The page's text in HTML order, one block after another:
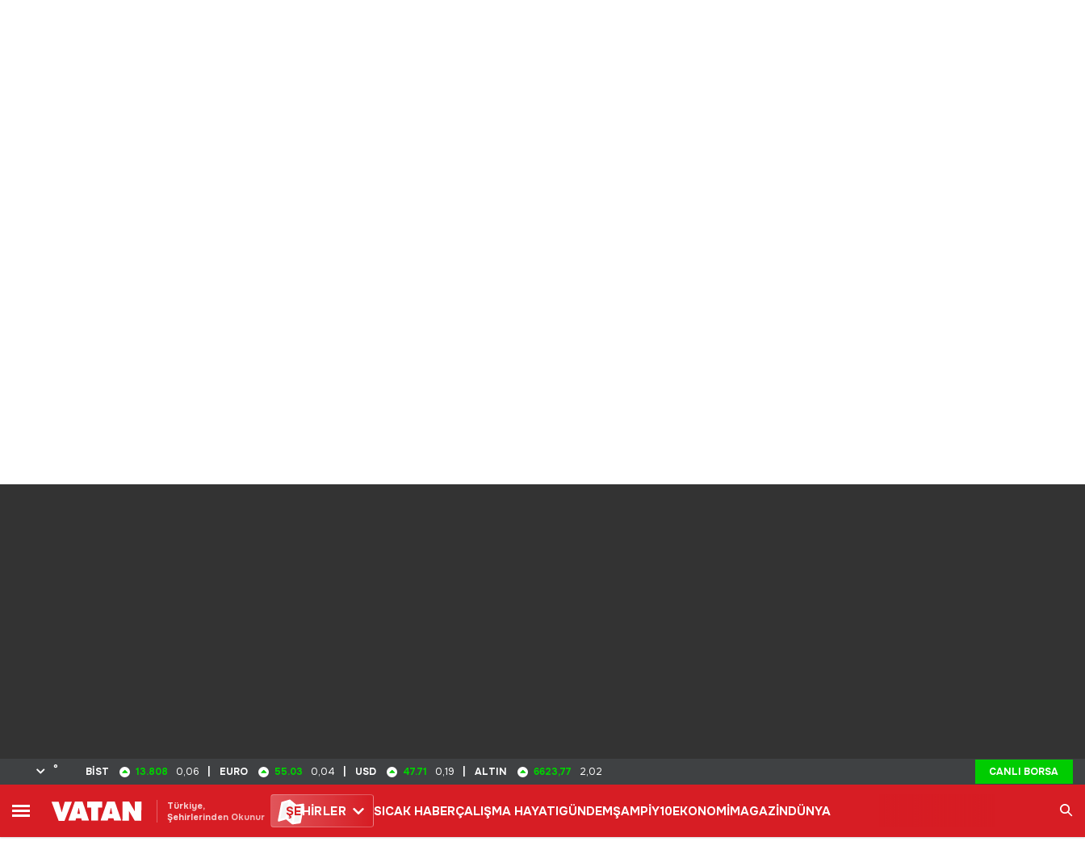
° BİST 13.808 0,06 EURO 55.03 0,04 USD 47.71 0,19 ALTIN 6623,77 2,02 CANLI BORSA
Türkiye,
Şehirlerinden Okunur
ŞEHİRLER SICAK HABERÇALIŞMA HAYATIGÜNDEMŞAMPİY10EKONOMİMAGAZİNDÜNYA